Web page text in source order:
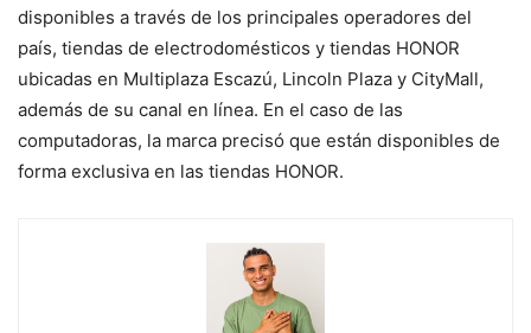
disponibles a través de los principales operadores del
país, tiendas de electrodomésticos y tiendas HONOR
ubicadas en Multiplaza Escazú, Lincoln Plaza y CityMall,
además de su canal en línea. En el caso de las
computadoras, la marca precisó que están disponibles de
forma exclusiva en las tiendas HONOR.